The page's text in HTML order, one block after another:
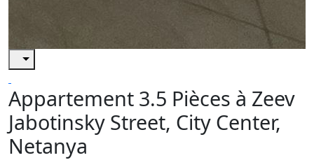
Appartement 3.5 Pièces à Zeev
Jabotinsky Street, City Center,
Netanya